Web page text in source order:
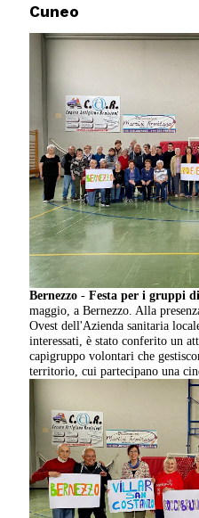
Cuneo
Bernezzo -Festa per i gruppi
maggio, a Bernezzo. Alla
Ovest dell'Azienda sanitaria
interessati, è stato conferito un
capigruppo volontari che
territorio, cui partecipano una